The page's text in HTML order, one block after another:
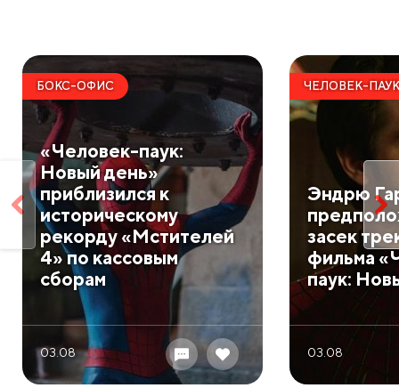
БОКС-ОФИС
«Человек-паук:
Новый день»
приблизился к
историческому
рекорду «Мстителей
4» по кассовым
сборам
03.08
ЧЕЛОВЕК-ПАУК
Эндрю
засек
фильма
паук:
03.08